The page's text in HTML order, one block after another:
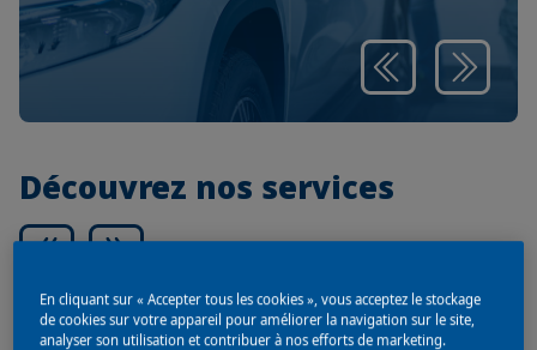
Découvrez nos services
En cliquant sur « Accepter tous les cookies », vous acceptez le stockage
de cookies sur votre appareil pour améliorer la navigation sur le site,
analyser son utilisation et contribuer à nos efforts de marketing.